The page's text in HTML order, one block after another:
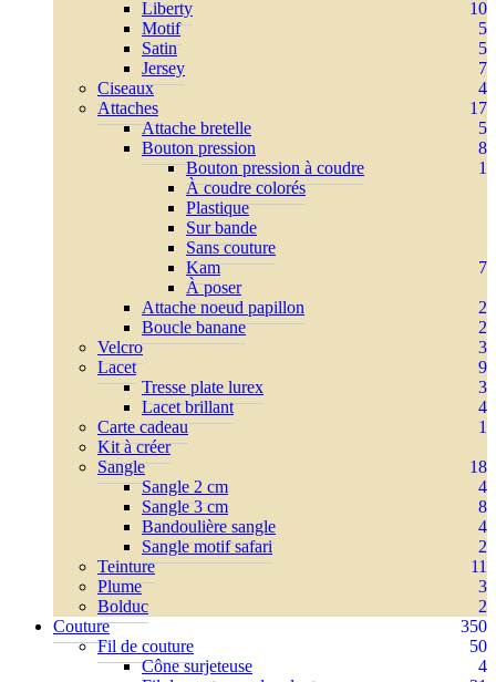
Liberty
10
Motif
5
Satin
5
Jersey
7
Ciseaux
4
Attaches
17
Attache bretelle
5
Bouton pression
8
Bouton pression à coudre
1
À coudre colorés
Plastique
Sur bande
Sans couture
Kam
7
À poser
Attache noeud papillon
2
Boucle banane
2
Velcro
3
Lacet
9
Tresse plate lurex
3
Lacet brillant
4
Carte cadeau
1
Kit à créer
Sangle
18
Sangle 2 cm
4
Sangle 3 cm
8
Bandoulière sangle
4
Sangle motif safari
2
Teinture
11
Plume
3
Bolduc
2
Couture
350
Fil de couture
50
Cône surjeteuse
4